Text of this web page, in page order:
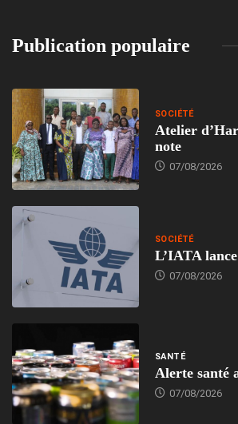
Publication populaire
SOCIÉTÉ
Atelier
note
07/08/2026
SOCIÉTÉ
L’IATA
07/08/2026
SANTÉ
Alerte santé
07/08/2026